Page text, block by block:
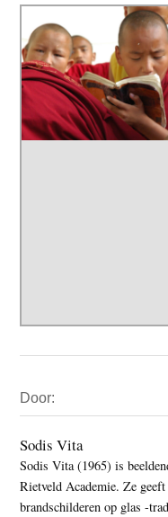
Sidebar
Door:
Sodis Vita
Sodis Vita (1965) is
Rietveld Academie. Ze
brandschilderen op glas -